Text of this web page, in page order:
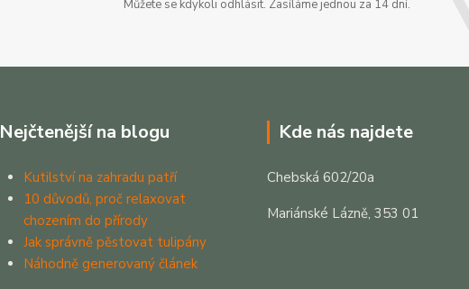
Můžete se kdykoli odhlásit. Zasíláme jednou za 14 dní.
Nejčtenější na blogu
Kutilství na zahradu patří
10 důvodů, proč relaxovat
chozením do přírody
Jak správně pěstovat tulipány
Náhodně generovaný článek
Kde nás najdete
Chebská 602/20a
Mariánské Lázně, 353 01